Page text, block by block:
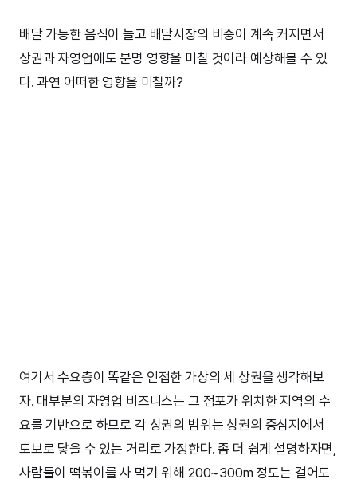
배달 가능한 음식이 늘고 배달시장의 비중이 계속 커지면서
상권과 자영업에도 분명 영향을 미칠 것이라 예상해볼 수 있
다. 과연 어떠한 영향을 미칠까?
여기서 수요층이 똑같은 인접한 가상의 세 상권을 생각해보
자. 대부분의 자영업 비즈니스는 그 점포가 위치한 지역의 수
요를 기반으로 하므로 각 상권의 범위는 상권의 중심지에서
도보로 닿을 수 있는 거리로 가정한다. 좀 더 쉽게 설명하자면,
사람들이 떡볶이를 사 먹기 위해 200~300m 정도는 걸어도